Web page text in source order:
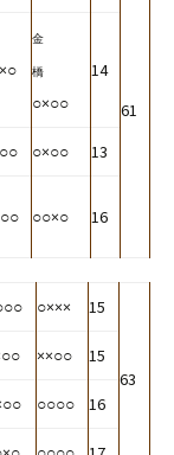
61
金
橋
○×○○
14
○×○○ 13
○○×○ 16
○××× 15
63
××○○ 15
○○○○ 16